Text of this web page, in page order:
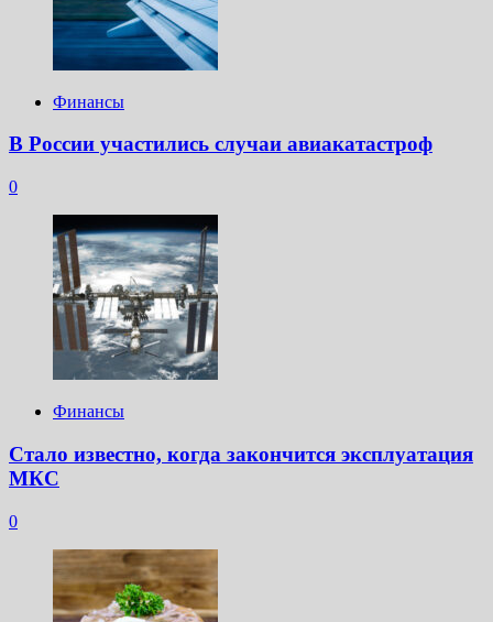
Финансы
В России участились случаи авиакатастроф
0
Финансы
Стало известно, когда закончится эксплуатация
МКС
0